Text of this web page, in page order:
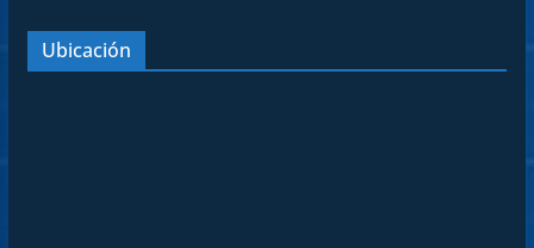
Ubicación